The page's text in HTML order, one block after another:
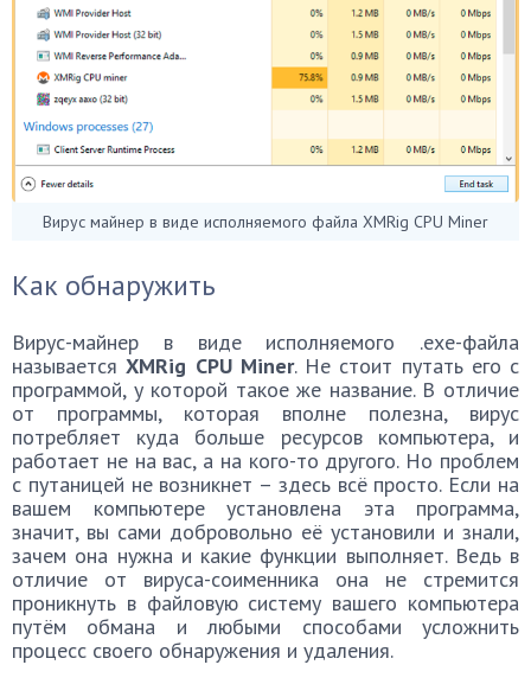
Вирус майнер в виде исполняемого файла XMRig CPU Miner
Как обнаружить
Вирус-майнер в виде исполняемого .exe-файла
называетсяXMRig CPU Miner. Не стоит путать его с
программой, у которой такое же название. В отличие
от программы, которая вполне полезна, вирус
потребляет куда больше ресурсов компьютера, и
работает не на вас, а на кого-то другого. Но проблем
с путаницей не возникнет – здесь всё просто. Если на
вашем компьютере установлена эта программа,
значит, вы сами добровольно её установили и знали,
зачем она нужна и какие функции выполняет. Ведь в
отличие от вируса-соименника она не стремится
проникнуть в файловую систему вашего компьютера
путём обмана и любыми способами усложнить
процесс своего обнаружения и удаления.